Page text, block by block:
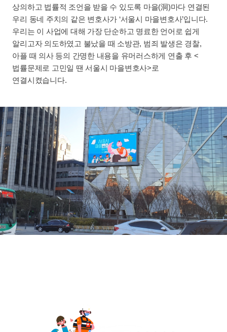
상의하고 법률적 조언을 받을 수 있도록 마을(洞)마다 연결된
우리 동네 주치의 같은 변호사가 ‘서울시 마을변호사’입니다.
우리는 이 사업에 대해 가장 단순하고 명료한 언어로 쉽게
알리고자 의도하였고 불났을 때 소방관, 범죄 발생은 경찰,
아플 때 의사 등의 간명한 내용을 유머러스하게 연출 후 <
법률문제로 고민일 땐 서울시 마을변호사>로
연결시켰습니다.